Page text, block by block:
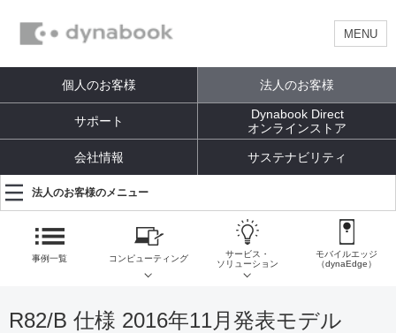
MENU
個人のお客様 法人のお客様
サポート
Dynabook Direct
オンラインストア
会社情報 サステナビリティ
法人のお客様のメニュー
事例一覧 コンピューティング
サービス・
ソリューション
モバイルエッジ
（dynaEdge）
R82/B 仕様 2016年11月発表モデル